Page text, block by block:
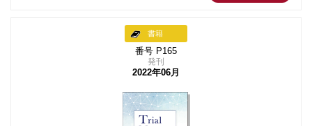
書籍
番号 P165
発刊
2022年06月